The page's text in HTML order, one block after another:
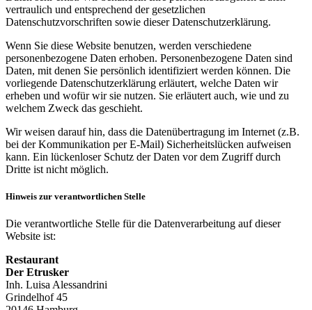
vertraulich und entsprechend der gesetzlichen
Datenschutzvorschriften sowie dieser Datenschutzerklärung.
Wenn Sie diese Website benutzen, werden verschiedene
personenbezogene Daten erhoben. Personenbezogene Daten sind
Daten, mit denen Sie persönlich identifiziert werden können. Die
vorliegende Datenschutzerklärung erläutert, welche Daten wir
erheben und wofür wir sie nutzen. Sie erläutert auch, wie und zu
welchem Zweck das geschieht.
Wir weisen darauf hin, dass die Datenübertragung im Internet (z.B.
bei der Kommunikation per E-Mail) Sicherheitslücken aufweisen
kann. Ein lückenloser Schutz der Daten vor dem Zugriff durch
Dritte ist nicht möglich.
Hinweis zur verantwortlichen Stelle
Die verantwortliche Stelle für die Datenverarbeitung auf dieser
Website ist:
Restaurant
Der Etrusker
Inh. Luisa Alessandrini
Grindelhof 45